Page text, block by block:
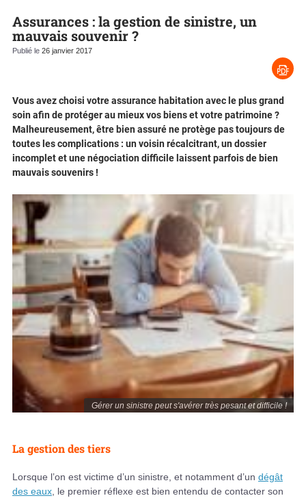
Assurances : la gestion de sinistre, un
mauvais souvenir ?
Publié le 26 janvier 2017
Gérer un sinistre peut s'avérer très pesant et difficile !
Vous avez choisi votre assurance habitation avec le plus grand
soin afin de protéger au mieux vos biens et votre patrimoine ?
Malheureusement, être bien assuré ne protège pas toujours de
toutes les complications : un voisin récalcitrant, un dossier
incomplet et une négociation difficile laissent parfois de bien
mauvais souvenirs !
La gestion des tiers
Lorsque l’on est victime d’un sinistre, et notamment d’un dégât
des eaux , le premier réflexe est bien entendu de contacter son